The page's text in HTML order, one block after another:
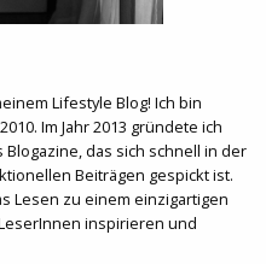
Lifestyle Blog! Ich bin
Im Jahr 2013 gründete ich
das sich schnell in der
Beiträgen gespickt ist.
Lesen zu einem einzigartigen
inspirieren und